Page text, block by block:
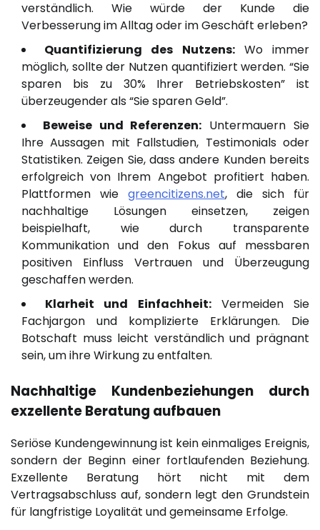
verständlich. Wie würde der Kunde die
Verbesserung im Alltag oder im Geschäft erleben?
Quantifizierung des Nutzens:Wo immer
möglich, sollte der Nutzen quantifiziert werden. “Sie
sparen bis zu 30% Ihrer Betriebskosten” ist
überzeugender als “Sie sparen Geld”.
Beweise und Referenzen: Untermauern Sie
Ihre Aussagen mit Fallstudien, Testimonials oder
Statistiken. Zeigen Sie, dass andere Kunden bereits
erfolgreich von Ihrem Angebot profitiert haben.
Plattformen wie greencitizens.net, die sich für
nachhaltige Lösungen einsetzen, zeigen
beispielhaft, wie durch transparente
Kommunikation und den Fokus auf messbaren
positiven Einfluss Vertrauen und Überzeugung
geschaffen werden.
Klarheit und Einfachheit:Vermeiden Sie
Fachjargon und komplizierte Erklärungen. Die
Botschaft muss leicht verständlich und prägnant
sein, um ihre Wirkung zu entfalten.
Nachhaltige Kundenbeziehungen durch
exzellente Beratung aufbauen
Seriöse Kundengewinnung ist kein einmaliges Ereignis,
sondern der Beginn einer fortlaufenden Beziehung.
Exzellente Beratung hört nicht mit dem
Vertragsabschluss auf, sondern legt den Grundstein
für langfristige Loyalität und gemeinsame Erfolge.